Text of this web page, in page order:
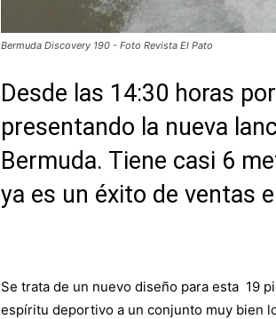
Bermuda Discovery 190 - Foto Revista El Pato
Desde las 14:30 horas
presentando la nueva
Bermuda. Tiene casi 6
ya es un éxito de ventas
Se trata de un nuevo diseño para esta 19
espíritu deportivo a un conjunto muy bien